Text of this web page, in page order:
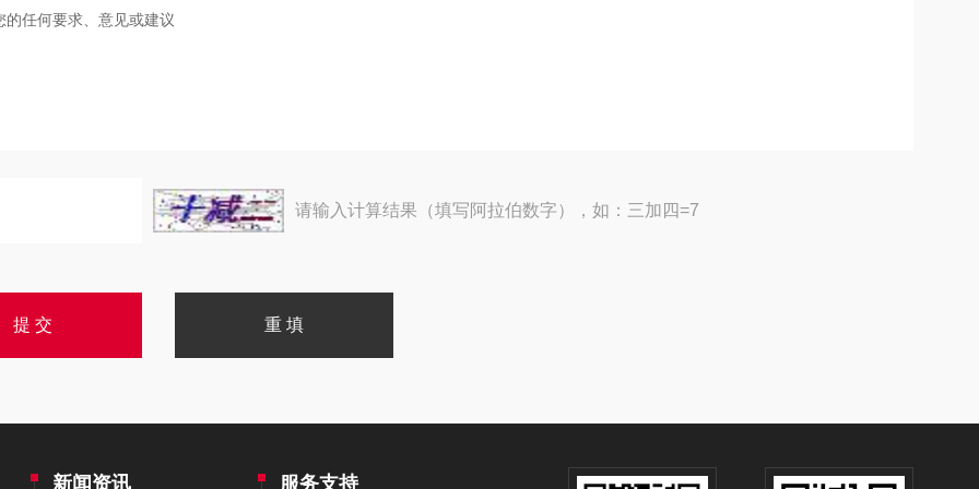
请输入计算结果（填写阿拉伯数字），如：三加四=7
新闻资讯 服务支持